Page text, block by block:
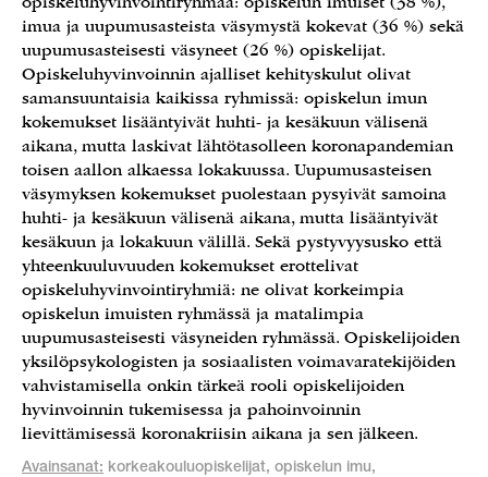
imua ja uupumusasteista väsymystä kokevat (36 %) sekä
uupumusasteisesti väsyneet (26 %) opiskelijat.
Opiskeluhyvinvoinnin ajalliset kehityskulut olivat
samansuuntaisia kaikissa ryhmissä: opiskelun imun
kokemukset lisääntyivät huhti- ja kesäkuun välisenä
aikana, mutta laskivat lähtötasolleen koronapandemian
toisen aallon alkaessa lokakuussa. Uupumusasteisen
väsymyksen kokemukset puolestaan pysyivät samoina
huhti- ja kesäkuun välisenä aikana, mutta lisääntyivät
kesäkuun ja lokakuun välillä. Sekä pystyvyysusko että
yhteenkuuluvuuden kokemukset erottelivat
opiskeluhyvinvointiryhmiä: ne olivat korkeimpia
opiskelun imuisten ryhmässä ja matalimpia
uupumusasteisesti väsyneiden ryhmässä. Opiskelijoiden
yksilöpsykologisten ja sosiaalisten voimavaratekijöiden
vahvistamisella onkin tärkeä rooli opiskelijoiden
hyvinvoinnin tukemisessa ja pahoinvoinnin
lievittämisessä koronakriisin aikana ja sen jälkeen.
Avainsanat: korkeakouluopiskelijat, opiskelun imu,